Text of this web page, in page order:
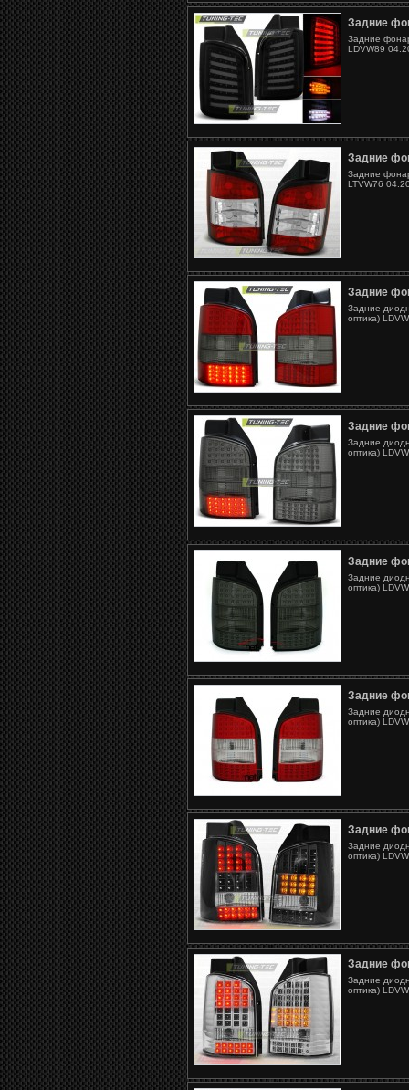
Задние
Задние
LDVW89
Задние
Задние
LTVW76
Задние
Задние
оптика)
Задние
Задние
оптика)
Задние
Задние
оптика)
Задние
Задние
оптика)
Задние
Задние
оптика)
Задние
Задние
оптика)